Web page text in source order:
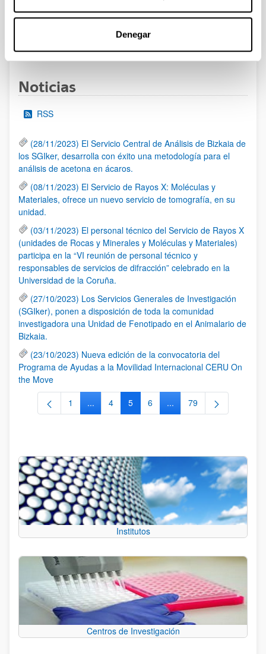
Denegar
Páginas intermedias Use
Noticias
RSS
(28/11/2023) El Servicio Central de Análisis de Bizkaia de
los SGIker, desarrolla con éxito una metodología para el
análisis de acetona en ácaros.
(08/11/2023) El Servicio de Rayos X: Moléculas y
Materiales, ofrece un nuevo servicio de tomografía, en su
unidad.
(03/11/2023) El personal técnico del Servicio de Rayos X
(unidades de Rocas y Minerales y Moléculas y Materiales)
participa en la “VI reunión de personal técnico y
responsables de servicios de difracción” celebrado en la
Universidad de la Coruña.
(27/10/2023) Los Servicios Generales de Investigación
(SGIker), ponen a disposición de toda la comunidad
investigadora una Unidad de Fenotipado en el Animalario de
Bizkaia.
(23/10/2023) Nueva edición de la convocatoria del
Programa de Ayudas a la Movilidad Internacional CERU On
the Move
Página
1 ...Páginas intermedias Use TAB para
Página
4 Página
5 Página
6 ...Páginas intermedias
Página
79
Institutos
Centros de Investigación